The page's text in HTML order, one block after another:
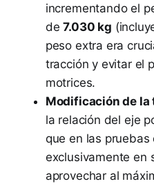
incrementando el
de7.030 kg
peso extra era
tracción y evitar el
motrices.
Modificación de
la relación del eje
que en las
exclusivamente en
aprovechar al